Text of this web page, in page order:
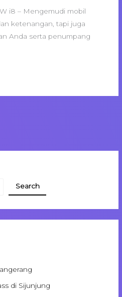
i8 – Mengemudi mobil
ketenangan, tapi juga
Anda serta penumpang
Search
di Sijunjung